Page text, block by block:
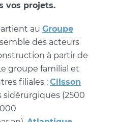
vos projets.
au Groupe
des acteurs
à partir de
groupe familial et
filiales : Clisson
sidérurgiques (2500